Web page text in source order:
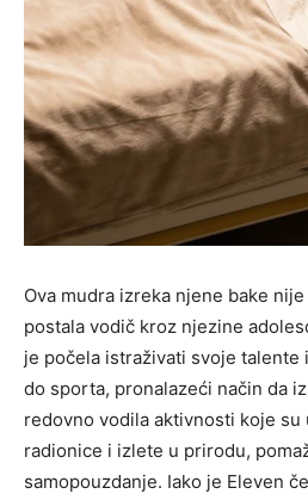
Ova mudra izreka njene bake
postala vodič kroz njezine
je počela istraživati svoje
do sporta, pronalazeći način da
redovno vodila aktivnosti koje
radionice i izlete u prirodu,
samopouzdanje. Iako je Eleven